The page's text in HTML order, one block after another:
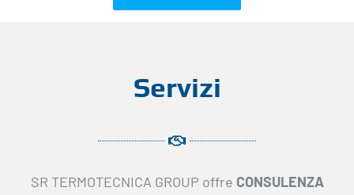
Servizi
SR TERMOTECNICA GROUP offre CONSULENZA